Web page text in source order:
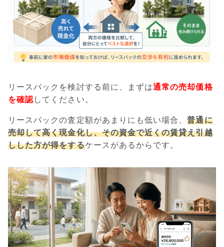
リースバックを検討する前に、まずは通常の売却価格
を確認 してください。
リースバックの査定額があまりにも低い場合、普通に
売却して高く現金化し、その資金で近くの賃貸え引越
しした方が得をするケースがあるからです。